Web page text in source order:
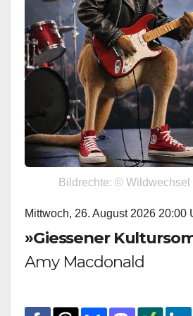
Bildrechte: © Wildwechsel
Mittwoch, 26. August 2026 20:00
»Giessener
Amy Macdonald